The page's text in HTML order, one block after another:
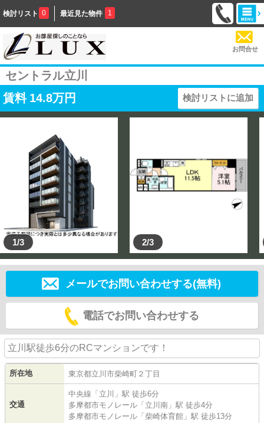
検討リスト 0 最近見た物件 1
お問合せ
セントラル立川
賃料 14.8万円 検討リストに追加
1/3 2/3
メールでお問い合わせする(無料)
電話でお問い合わせする
立川駅徒歩6分のRCマンションです！
所在地 東京都立川市柴崎町 ２丁目
交通
中央線 「立川 」駅 徒歩6分
多摩都市モノレール 「立川南 」駅 徒歩4分
多摩都市モノレール 「柴崎体育館 」駅 徒歩13分